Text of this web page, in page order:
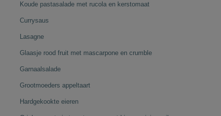
Koude pastasalade met rucola en kerstomaat
Currysaus
Lasagne
Glaasje rood fruit met mascarpone en crumble
Garnaalsalade
Grootmoeders appeltaart
Hardgekookte eieren